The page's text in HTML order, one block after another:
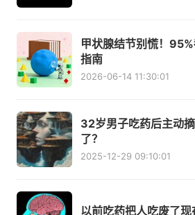
甲状腺结节别慌！
指南
2026-06-14 11:30:01
32岁男子吃药后主动
了？
2025-12-29 09:10:01
以前吃药把人吃废了